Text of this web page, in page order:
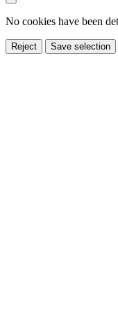
No cookies have been
Reject Save selection